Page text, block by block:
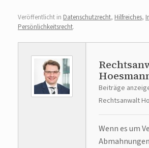
Veröffentlicht in Datenschutzrecht, Hilfreiches,
Persönlichkeitsrecht.
Beiträge
Rechtsanwalt
Wenn es um